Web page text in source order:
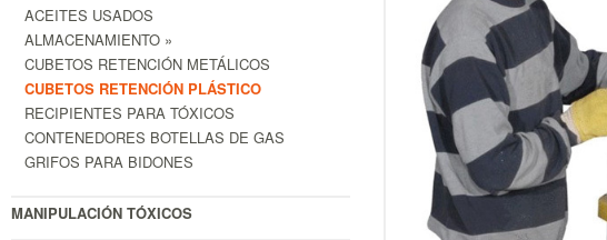
ACEITES USADOS
ALMACENAMIENTO »
CUBETOS RETENCIÓN METÁLICOS
CUBETOS RETENCIÓN PLÁSTICO
RECIPIENTES PARA TÓXICOS
CONTENEDORES BOTELLAS DE GAS
GRIFOS PARA BIDONES
MANIPULACIÓN TÓXICOS